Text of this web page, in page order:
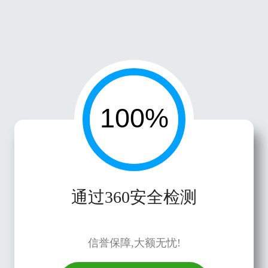
通过360安全检测
信誉保障,大额无忧!